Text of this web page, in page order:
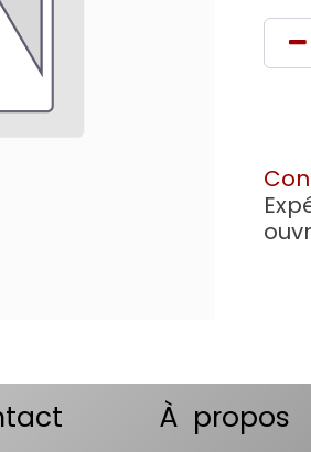
À propos